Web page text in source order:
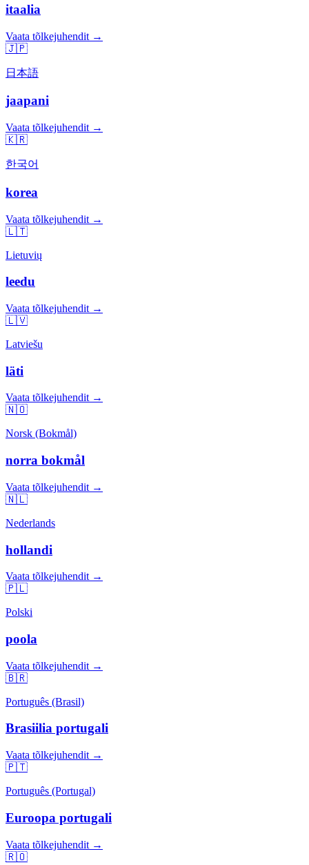
itaalia
Vaata tõlkejuhendit →
🇯🇵
日本語
jaapani
Vaata tõlkejuhendit →
🇰🇷
한국어
korea
Vaata tõlkejuhendit →
🇱🇹
Lietuvių
leedu
Vaata tõlkejuhendit →
🇱🇻
Latviešu
läti
Vaata tõlkejuhendit →
🇳🇴
Norsk (Bokmål)
norra bokmål
Vaata tõlkejuhendit →
🇳🇱
Nederlands
hollandi
Vaata tõlkejuhendit →
🇵🇱
Polski
poola
Vaata tõlkejuhendit →
🇧🇷
Português (Brasil)
Brasiilia portugali
Vaata tõlkejuhendit →
🇵🇹
Português (Portugal)
Euroopa portugali
Vaata tõlkejuhendit →
🇷🇴